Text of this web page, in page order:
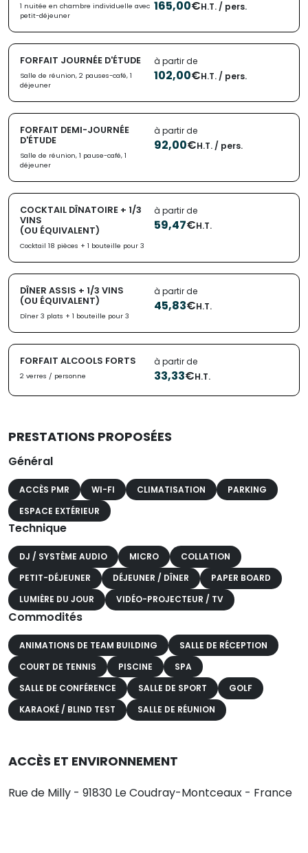
1 nuitée en chambre individuelle avec
petit-déjeuner
165,00€H.T. / pers.
FORFAIT JOURNÉE D'ÉTUDE
Salle de réunion, 2 pauses-café, 1
déjeuner
à partir de
102,00€H.T. / pers.
FORFAIT DEMI-JOURNÉE
D'ÉTUDE
Salle de réunion, 1 pause-café, 1
déjeuner
à partir de
92,00€H.T. / pers.
COCKTAIL DÎNATOIRE + 1/3
VINS
(OU ÉQUIVALENT)
Cocktail 18 pièces + 1 bouteille pour 3
à partir de
59,47€H.T.
DÎNER ASSIS + 1/3 VINS
(OU ÉQUIVALENT)
Dîner 3 plats + 1 bouteille pour 3
à partir de
45,83€H.T.
FORFAIT ALCOOLS FORTS
2 verres / personne
à partir de
33,33€H.T.
PRESTATIONS PROPOSÉES
Général
ACCÈS PMR WI-FI CLIMATISATION
PARKING
ESPACE EXTÉRIEUR
Technique
DJ / SYSTÈME AUDIO MICRO
COLLATION
PETIT-DÉJEUNER
DÉJEUNER / DÎNER
PAPER BOARD
LUMIÈRE DU JOUR
VIDÉO-PROJECTEUR / TV
Commodités
ANIMATIONS DE TEAM BUILDING
SALLE DE RÉCEPTION
COURT DE TENNIS
PISCINE
SPA
SALLE DE CONFÉRENCE
SALLE DE SPORT
GOLF
KARAOKÉ / BLIND TEST
SALLE DE RÉUNION
ACCÈS ET ENVIRONNEMENT
Rue de Milly - 91830 Le Coudray-Montceaux - France